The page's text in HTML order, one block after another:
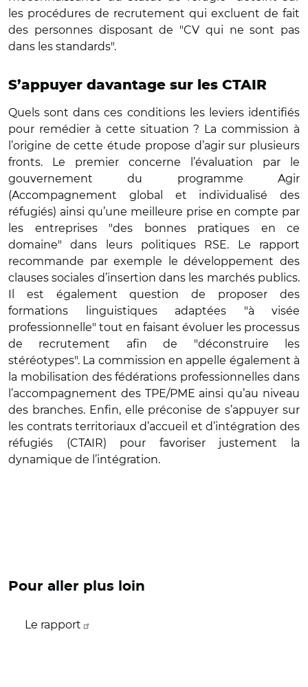
les procédures de recrutement qui excluent de fait
des personnes disposant de "CV qui ne sont pas
dans les standards".
S’appuyer davantage sur les CTAIR
Quels sont dans ces conditions les leviers identifiés
pour remédier à cette situation ? La commission à
l’origine de cette étude propose d’agir sur plusieurs
fronts. Le premier concerne l’évaluation par le
gouvernement du programme Agir
(Accompagnement global et individualisé des
réfugiés) ainsi qu’une meilleure prise en compte par
les entreprises "des bonnes pratiques en ce
domaine" dans leurs politiques RSE. Le rapport
recommande par exemple le développement des
clauses sociales d’insertion dans les marchés publics.
Il est également question de proposer des
formations linguistiques adaptées "à visée
professionnelle" tout en faisant évoluer les processus
de recrutement afin de "déconstruire les
stéréotypes". La commission en appelle également à
la mobilisation des fédérations professionnelles dans
l’accompagnement des TPE/PME ainsi qu’au niveau
des branches. Enfin, elle préconise de s’appuyer sur
les contrats territoriaux d’accueil et d’intégration des
réfugiés (CTAIR) pour favoriser justement la
dynamique de l’intégration.
Pour aller plus loin
Le rapport